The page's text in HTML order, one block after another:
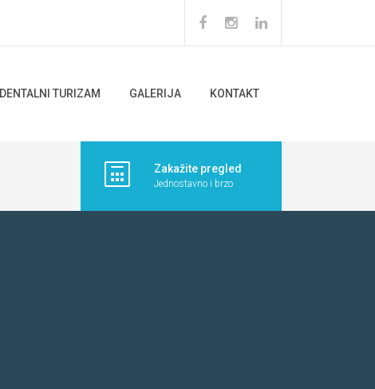
DENTALNI TURIZAM GALERIJA KONTAKT
Zakažite pregled
Jednostavno i brzo